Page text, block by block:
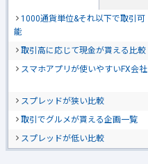
1000通貨単位&それ以下で取引可
能
取引高に応じて現金が貰える比較
スマホアプリが使いやすいFX会社
スプレッドが狭い比較
取引でグルメが貰える企画一覧
スプレッドが低い比較